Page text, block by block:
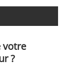
votre
?